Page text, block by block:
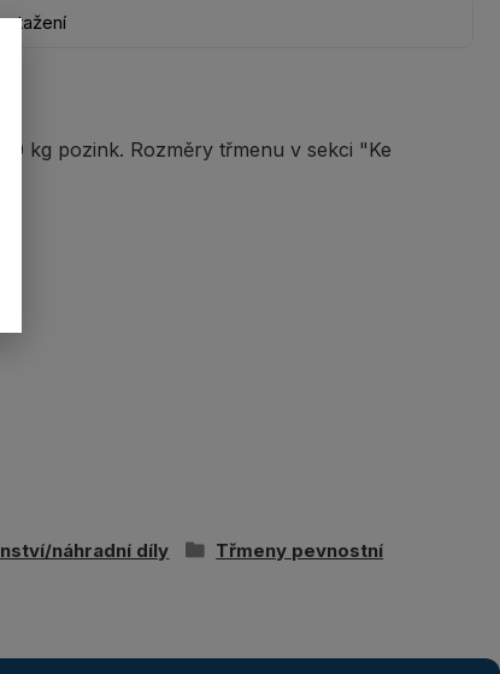
stažení
kg pozink. Rozměry třmenu v sekci "Ke
náhradní díly Třmeny pevnostní